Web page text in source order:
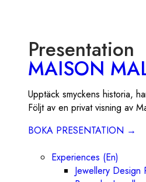
Presentation
MAISON
Upptäck smyckens historia,
Följt av en privat visning av
BOKA PRESENTATION →
Experiences (En)
Jewellery Design